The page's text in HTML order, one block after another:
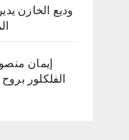
وديع الخازن
إيمان
الفلكلور